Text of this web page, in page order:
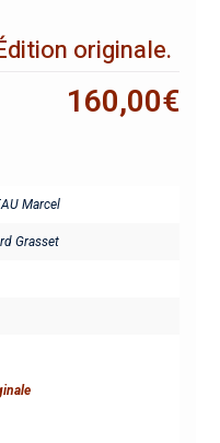
originale.
160,00€
Marcel
Grasset